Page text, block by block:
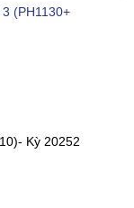
(PH1130+
Kỳ 20252